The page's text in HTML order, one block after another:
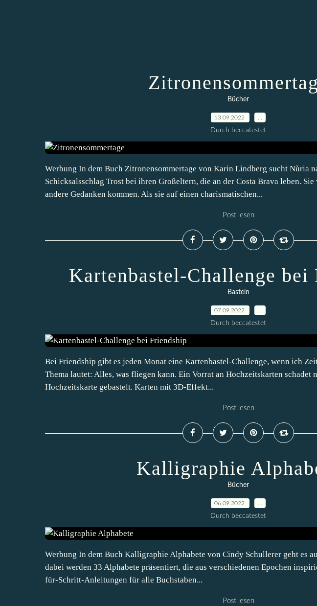
Bücher
13.09.2022
Durch beccatestet
Werbung In dem Buch Zitronensommertage von Karin Lindberg sucht Nùria
Schicksalsschlag Trost bei ihren Großeltern, die an der Costa Brava leben.
andere Gedanken kommen. Als sie auf einen charismatischen...
Post lesen
Kartenbastel-Challenge bei
Basteln
07.09.2022
Durch beccatestet
Bei Friendship gibt es jeden Monat eine Kartenbastel-Challenge, wenn ich
Thema lautet: Alles, was fliegen kann. Ein Vorrat an Hochzeitskarten schadet
Hochzeitskarte gebastelt. Karten mit 3D-Effekt...
Post lesen
Kalligraphie
Bücher
06.09.2022
Durch beccatestet
Werbung In dem Buch Kalligraphie Alphabete von Cindy Schullerer geht es
dabei werden 33 Alphabete präsentiert, die aus verschiedenen Epochen
für-Schritt-Anleitungen für alle Buchstaben...
Post lesen